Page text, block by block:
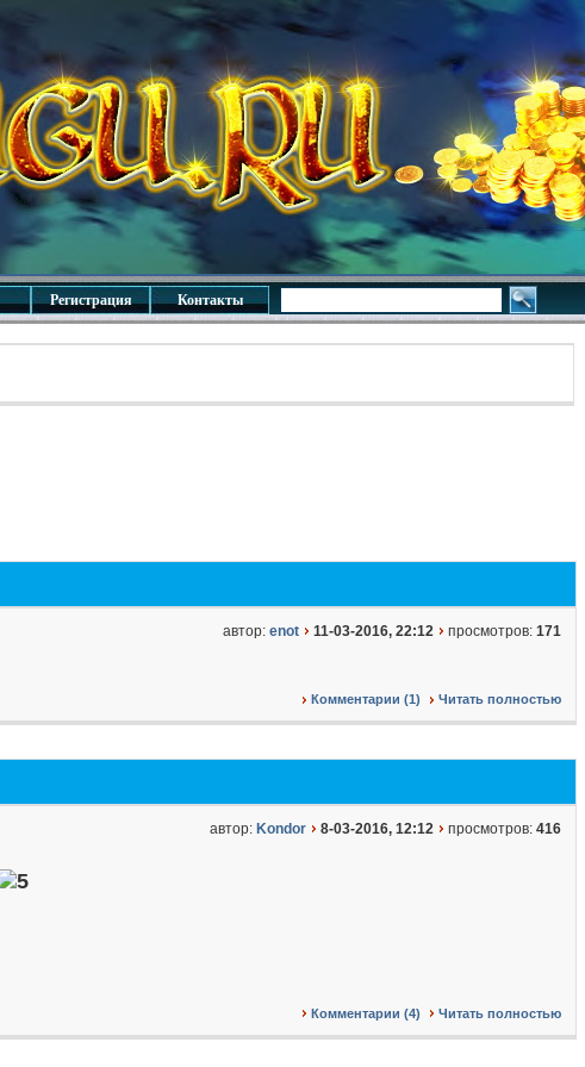
Регистрация Контакты
автор: enot 11-03-2016, 22:12 просмотров: 171
Комментарии (1) Читать полностью
автор: Kondor 8-03-2016, 12:12 просмотров: 416
Комментарии (4) Читать полностью